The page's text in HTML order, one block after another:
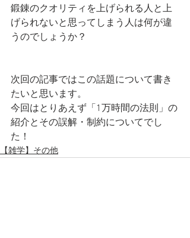
鍛錬のクオリティを上げられる人と上
げられないと思ってしまう人は何が違
うのでしょうか？
次回の記事ではこの話題について書き
たいと思います。
今回はとりあえず「1万時間の法則」の
紹介とその誤解・制約についてでし
た！
【雑学】その他